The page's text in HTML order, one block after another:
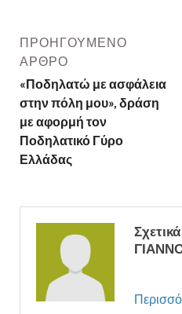
ΠΡΟΗΓΟΎΜΕΝΟ
ΆΡΘΡΟ
«Ποδηλατώ με ασφάλεια
στην πόλη μου», δράση
με αφορμή τον
Ποδηλατικό Γύρο
Ελλάδας